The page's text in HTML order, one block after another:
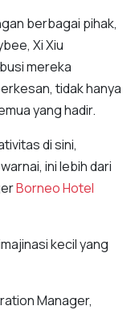
berbagai pihak,
Xi Xiu
mereka
tidak hanya
yang hadir.
di sini,
ini lebih dari
Borneo Hotel
kecil yang
Manager,